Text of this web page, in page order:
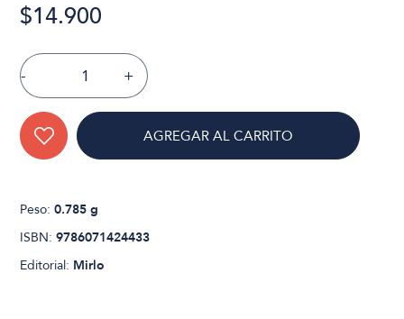
$14.900
- +
AGREGAR AL CARRITO
Peso:0.785 g
ISBN:9786071424433
Editorial: Mirlo